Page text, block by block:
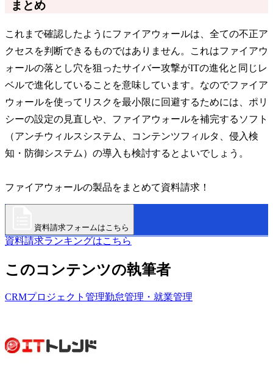
まとめ
これまで確認したようにファイアウォールは、全ての不正ア
クセスを判断できるものではありません。これはファイアウ
ォールの落とし穴を狙ったサイバー攻撃がITの進化と同じレ
ベルで進化していることを意味しています。なのでファイア
ウォールを使ってリスクを最小限に回避するためには、ポリ
シーの設定の見直しや、ファイアウォールを補完するソフト
（アンチウィルスシステム、コンテンツフィルタ、侵入検
知・防御システム）の導入も検討するとよいでしょう。
ファイアウォールの製品をまとめて資料請求！
資料請求フォームはこちら
資料請求ランキングはこちら
このコンテンツの執筆者
CRMプロジェクト管理勤怠管理・就業管理